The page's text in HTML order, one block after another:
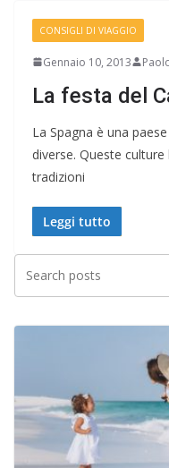
CONSIGLI DI VIAGGIO
Gennaio 10, 2013
La festa del
La Spagna è una
diverse. Queste
tradizioni
Leggi tutto